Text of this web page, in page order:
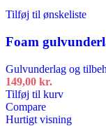
Tilføj til ønskeliste
Foam
Gulvunderlag og
149,00 kr.
Tilføj til kurv
Compare
Hurtigt visning